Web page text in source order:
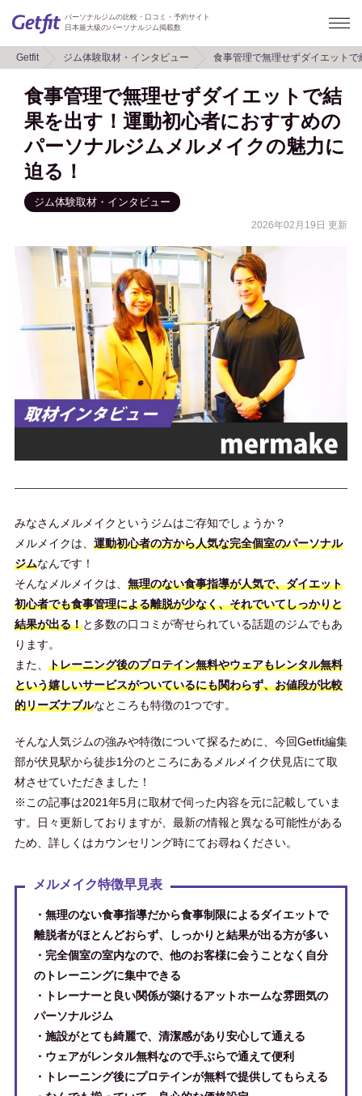
パーソナルジムの比較・口コミ・予約サイト
日本最大級のパーソナルジム掲載数
Getfit ジム体験取材・インタビュー 食事管理で無理せずダイエット
食事管理で無理せずダイエットで結
果を出す！運動初心者におすすめの
パーソナルジムメルメイクの魅力に
迫る！
ジム体験取材・インタビュー
2026年02月19日 更新
みなさんメルメイクというジムはご存知でしょうか？
メルメイクは、 運動初心者の方から人気な完全個室のパーソナル
ジムなんです！
そんなメルメイクは、 無理のない食事指導が人気で、ダイエット
初心者でも食事管理による離脱が少なく、それでいてしっかりと
結果が出る！と多数の口コミが寄せられている話題のジムでもあ
ります。
また、 トレーニング後のプロテイン無料やウェアもレンタル無料
という嬉しいサービスがついているにも関わらず、お値段が比較
的リーズナブルなところも特徴の1つです。
そんな人気ジムの強みや特徴について探るために、今回Getfit編集
部が伏見駅から徒歩1分のところにあるメルメイク伏見店にて取
材させていただきました！
※この記事は2021年5月に取材で伺った内容を元に記載していま
す。日々更新しておりますが、最新の情報と異なる可能性がある
ため、詳しくはカウンセリング時にてお尋ねください。
メルメイク特徴早見表
・無理のない食事指導だから食事制限によるダイエットで
離脱者がほとんどおらず、しっかりと結果が出る方が多い
・完全個室の室内なので、他のお客様に会うことなく自分
のトレーニングに集中できる
・トレーナーと良い関係が築けるアットホームな雰囲気の
パーソナルジム
・施設がとても綺麗で、清潔感があり安心して通える
・ウェアがレンタル無料なので手ぶらで通えて便利
・トレーニング後にプロテインが無料で提供してもらえる